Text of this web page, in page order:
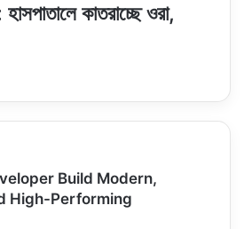
কাতরাচ্ছে ওরা,
Build Modern,
High-Performing